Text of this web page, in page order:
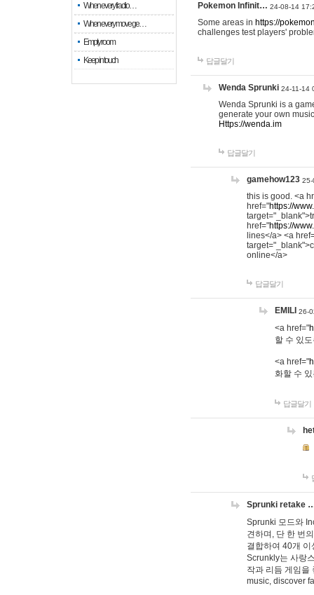
When every fractio…
When every move ge…
Empty room
Keep in touch
Pokemon Infinit… 24-08-14
Some areas in https://
challenges test players'
답글달기
Wenda Sprunki 24-11-14
Wenda Sprunki is a
generate your own
Https://wenda.im
답글달기
gamehow123 25-
this is good. <a
href="https://
href="https://
lines</a> <a
online</a>
답글달기
EMILI 26-
<a href="
할 수 있
<a href="
화할 수
답글달기
Sprunki retake
Sprunki 모드와
견하며, 단 한 번
결합하여 40개
Scrunkly는 사랑
작과 리듬 게임을
music, discover